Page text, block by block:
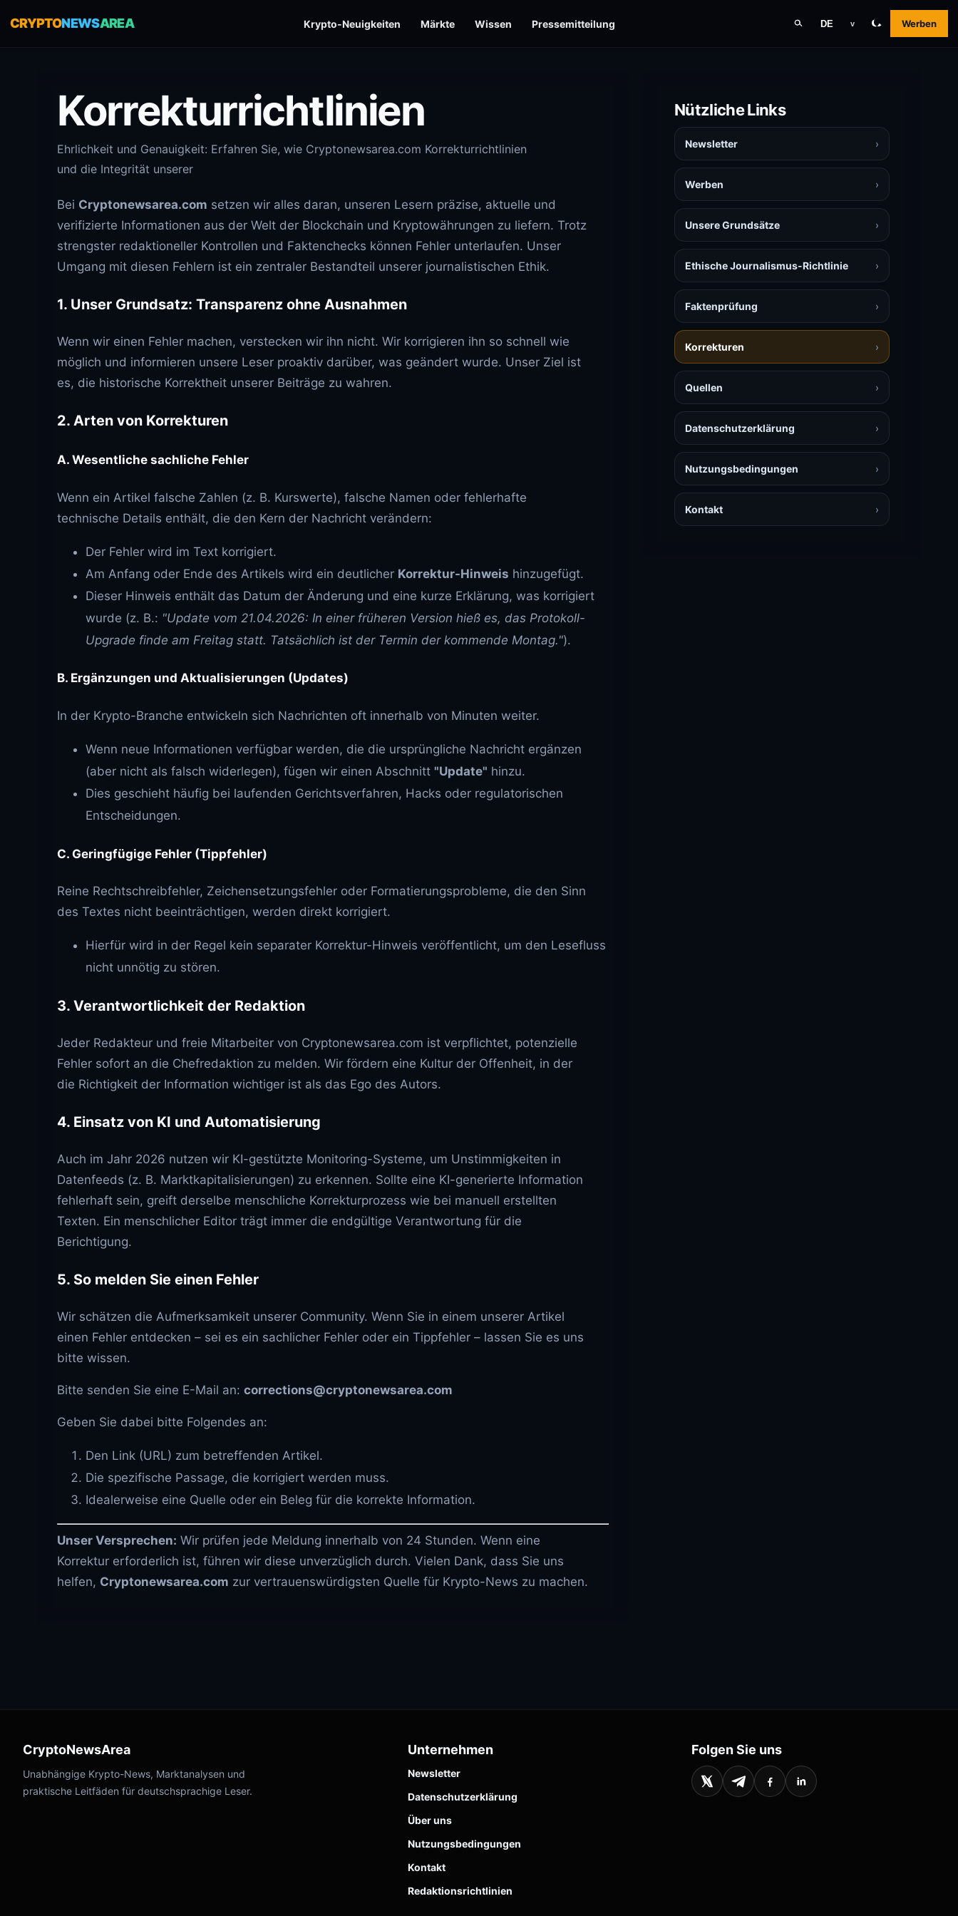
CRYPTONEWSAREA Krypto-Neuigkeiten Märkte Wissen Pressemitteilung DE v Werben
Korrekturrichtlinien
Ehrlichkeit und Genauigkeit: Erfahren Sie, wie Cryptonewsarea.com Korrekturrichtlinien
und die Integrität unserer
Bei Cryptonewsarea.com setzen wir alles daran, unseren Lesern präzise, aktuelle und
verifizierte Informationen aus der Welt der Blockchain und Kryptowährungen zu liefern. Trotz
strengster redaktioneller Kontrollen und Faktenchecks können Fehler unterlaufen. Unser
Umgang mit diesen Fehlern ist ein zentraler Bestandteil unserer journalistischen Ethik.
1. Unser Grundsatz: Transparenz ohne Ausnahmen
Wenn wir einen Fehler machen, verstecken wir ihn nicht. Wir korrigieren ihn so schnell wie
möglich und informieren unsere Leser proaktiv darüber, was geändert wurde. Unser Ziel ist
es, die historische Korrektheit unserer Beiträge zu wahren.
2. Arten von Korrekturen
A. Wesentliche sachliche Fehler
Wenn ein Artikel falsche Zahlen (z. B. Kurswerte), falsche Namen oder fehlerhafte
technische Details enthält, die den Kern der Nachricht verändern:
Der Fehler wird im Text korrigiert.
Am Anfang oder Ende des Artikels wird ein deutlicher Korrektur-Hinweis hinzugefügt.
Dieser Hinweis enthält das Datum der Änderung und eine kurze Erklärung, was korrigiert
wurde (z. B.: "Update vom 21.04.2026: In einer früheren Version hieß es, das Protokoll-
Upgrade finde am Freitag statt. Tatsächlich ist der Termin der kommende Montag.").
B. Ergänzungen und Aktualisierungen (Updates)
In der Krypto-Branche entwickeln sich Nachrichten oft innerhalb von Minuten weiter.
Wenn neue Informationen verfügbar werden, die die ursprüngliche Nachricht ergänzen
(aber nicht als falsch widerlegen), fügen wir einen Abschnitt "Update" hinzu.
Dies geschieht häufig bei laufenden Gerichtsverfahren, Hacks oder regulatorischen
Entscheidungen.
C. Geringfügige Fehler (Tippfehler)
Reine Rechtschreibfehler, Zeichensetzungsfehler oder Formatierungsprobleme, die den Sinn
des Textes nicht beeinträchtigen, werden direkt korrigiert.
Hierfür wird in der Regel kein separater Korrektur-Hinweis veröffentlicht, um den Lesefluss
nicht unnötig zu stören.
3. Verantwortlichkeit der Redaktion
Jeder Redakteur und freie Mitarbeiter von Cryptonewsarea.com ist verpflichtet, potenzielle
Fehler sofort an die Chefredaktion zu melden. Wir fördern eine Kultur der Offenheit, in der
die Richtigkeit der Information wichtiger ist als das Ego des Autors.
4. Einsatz von KI und Automatisierung
Auch im Jahr 2026 nutzen wir KI-gestützte Monitoring-Systeme, um Unstimmigkeiten in
Datenfeeds (z. B. Marktkapitalisierungen) zu erkennen. Sollte eine KI-generierte Information
fehlerhaft sein, greift derselbe menschliche Korrekturprozess wie bei manuell erstellten
Texten. Ein menschlicher Editor trägt immer die endgültige Verantwortung für die
Berichtigung.
5. So melden Sie einen Fehler
Wir schätzen die Aufmerksamkeit unserer Community. Wenn Sie in einem unserer Artikel
einen Fehler entdecken – sei es ein sachlicher Fehler oder ein Tippfehler – lassen Sie es uns
bitte wissen.
Bitte senden Sie eine E-Mail an: corrections@cryptonewsarea.com
Geben Sie dabei bitte Folgendes an:
Den Link (URL) zum betreffenden Artikel.
Die spezifische Passage, die korrigiert werden muss.
Idealerweise eine Quelle oder ein Beleg für die korrekte Information.
Unser Versprechen: Wir prüfen jede Meldung innerhalb von 24 Stunden. Wenn eine
Korrektur erforderlich ist, führen wir diese unverzüglich durch. Vielen Dank, dass Sie uns
helfen, Cryptonewsarea.com zur vertrauenswürdigsten Quelle für Krypto-News zu machen.
Nützliche Links
Newsletter ›
Werben ›
Unsere Grundsätze ›
Ethische Journalismus-Richtlinie ›
Faktenprüfung ›
Korrekturen ›
Quellen ›
Datenschutzerklärung ›
Nutzungsbedingungen ›
Kontakt ›
CryptoNewsArea
Unabhängige Krypto-News, Marktanalysen und
praktische Leitfäden für deutschsprachige Leser.
Unternehmen
Newsletter
Datenschutzerklärung
Über uns
Nutzungsbedingungen
Kontakt
Redaktionsrichtlinien
Folgen Sie uns